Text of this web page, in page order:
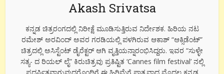
Akash Srivatsa
ಕನ್ನಡ ಚಿತ್ರರಂಗದಲ್ಲಿ ನಿರೀಕ್ಷೆ ಮೂಡಿಸುತ್ತಿರುವ ನಿರ್ದೇಶಕ. ಹಿರಿಯ ನಟ
ರಮೇಶ್ ಅರವಿಂದ್ ಅವರ ಗರಡಿಯಲ್ಲಿ ಪಳಗಿರುವ ಆಕಾಶ್ “ಆಕ್ಸಿಡೆಂಟ್”
ಚಿತ್ರದಲ್ಲಿ ಅಸಿಸ್ಟೆಂಟ್ ಡೈರೆಕ್ಟರ್ ಆಗಿ ವೃತ್ತಿಯನ್ನಾರಂಭಿಸಿದ್ದರು. ಇವರ “ಸುಳ್ಳೇ
ಸತ್ಯ- ದ ರಿಯಲ್ ಲೈ” ಕಿರುಚಿತ್ರವು ಪ್ರತಿಷ್ಟಿತ ‘Cannes film festival’ ನಲ್ಲಿ